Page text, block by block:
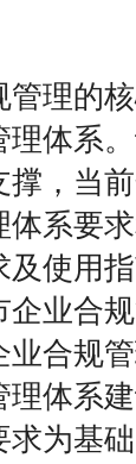
管理的
理体系
撑，当
体系要
及使用
企业合
业合规
理体系
求为基